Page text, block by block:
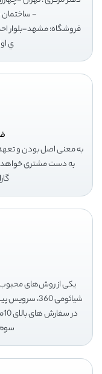
- ساختمان ٤٠ واحد٤٤ تماس: 02166961856
فروشگاه: مشهد-بلوار
ي اول
به معنی اصل بودن و
به دست مشتری خواهد
یکی از روش‌های محبوب
شیائومی